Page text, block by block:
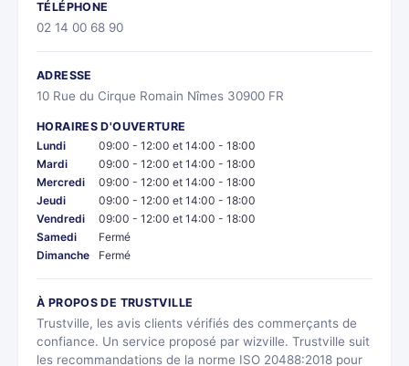
TÉLÉPHONE
02 14 00 68 90
ADRESSE
10 Rue du Cirque Romain Nîmes 30900 FR
HORAIRES D'OUVERTURE
Lundi
09:00 - 12:00 et 14:00 - 18:00
Mardi
09:00 - 12:00 et 14:00 - 18:00
Mercredi
09:00 - 12:00 et 14:00 - 18:00
Jeudi
09:00 - 12:00 et 14:00 - 18:00
Vendredi
09:00 - 12:00 et 14:00 - 18:00
Samedi
Fermé
Dimanche
Fermé
À PROPOS DE TRUSTVILLE
Trustville, les avis clients vérifiés des commerçants de
confiance. Un service proposé par wizville. Trustville suit
les recommandations de la norme ISO 20488:2018 pour